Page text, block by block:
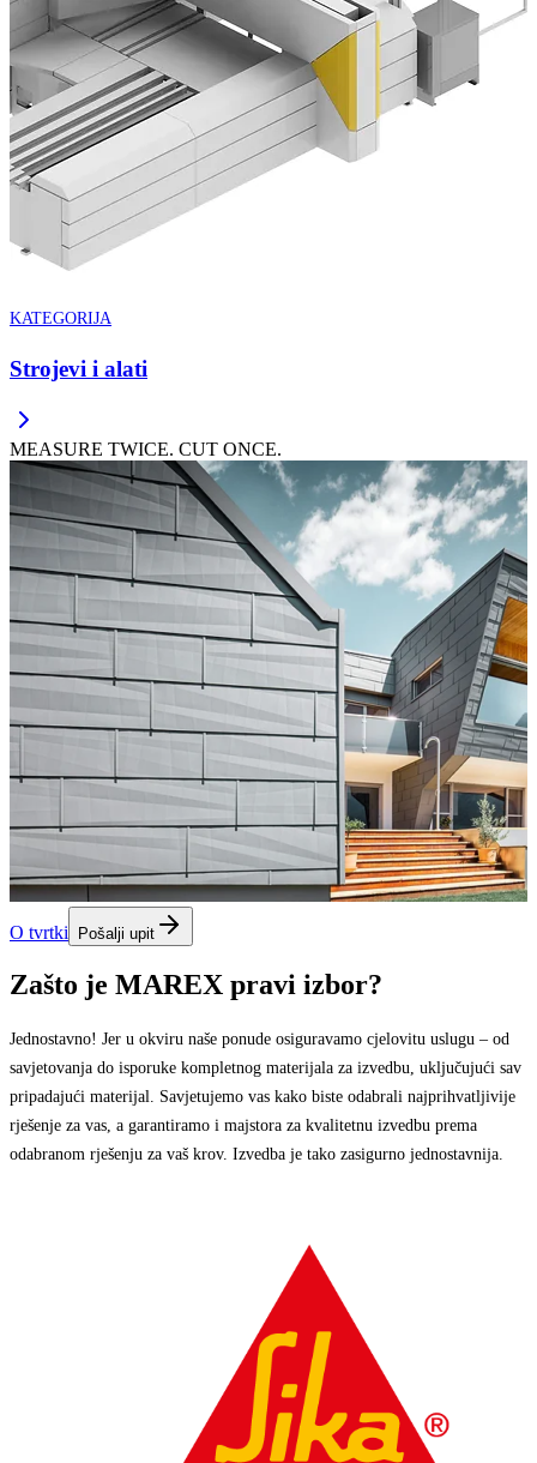
KATEGORIJA
Strojevi i alati
MEASURE TWICE. CUT ONCE.
O tvrtki Pošalji upit
Zašto je MAREX pravi izbor?
Jednostavno! Jer u okviru naše ponude osiguravamo cjelovitu uslugu – od
savjetovanja do isporuke kompletnog materijala za izvedbu, uključujući sav
pripadajući materijal. Savjetujemo vas kako biste odabrali najprihvatljivije
rješenje za vas, a garantiramo i majstora za kvalitetnu izvedbu prema
odabranom rješenju za vaš krov. Izvedba je tako zasigurno jednostavnija.